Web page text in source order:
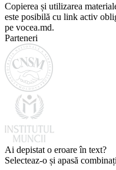
Copierea și utilizarea
este posibilă cu link activ
pe vocea.md.
Parteneri
Ai depistat o eroare în text?
Selecteaz-o și apasă